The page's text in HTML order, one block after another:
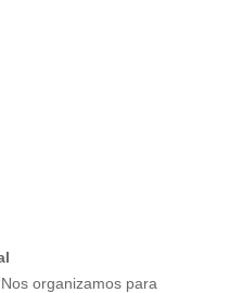
organizamos para